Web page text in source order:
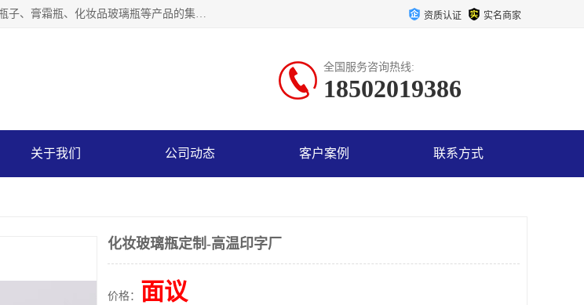
【1分钟前更新】广州乐鑫玻璃制品有限公司是一家专业从事化妆品瓶子、化妆品玻璃瓶子、膏霜瓶、化妆品玻璃瓶等产品的集开发研制、生产、销售于一体的实业型玻璃制品生产企业。产品从设计、开模、试样、生产、蒙砂、抛光、喷涂、高低温单色及多色印刷，烫金（银）到交货实现一条龙服务。 资质认证 实名商家
全国服务咨询热线:
18502019386
关于我们 公司动态 客户案例 联系方式
化妆玻璃瓶定制-高温印字厂
价格： 面议